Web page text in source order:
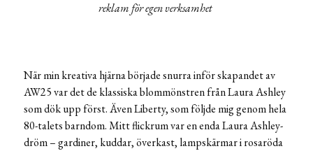
reklam för egen verksamhet
När min kreativa hjärna började snurra inför skapandet av
AW25 var det de klassiska blommönstren från Laura Ashley
som dök upp först. Även Liberty, som följde mig genom hela
80-talets barndom. Mitt flickrum var en enda Laura Ashley-
dröm – gardiner, kuddar, överkast, lampskärmar i rosaröda